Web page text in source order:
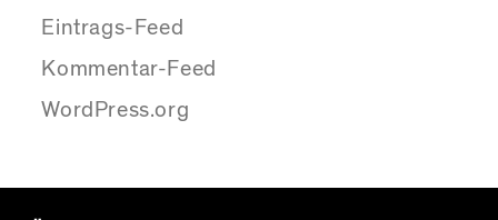
Eintrags-Feed
Kommentar-Feed
WordPress.org